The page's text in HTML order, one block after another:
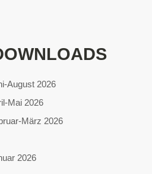
August 2026
Mai 2026
März 2026
2026